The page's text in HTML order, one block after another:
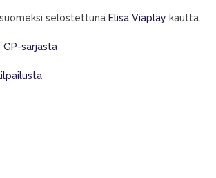
selostettuna Elisa Viaplay kautta.
sarjasta